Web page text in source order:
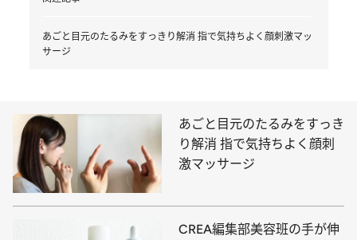
あごと目元のたるみをすっきり解消 指で気持ちよく顔刺激マッ
サージ
あごと目元のたるみをすっき
り解消 指で気持ちよく顔刺
激マッサージ
CREA編集部美容班の手が伸